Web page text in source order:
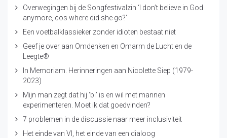
Overwegingen bij de Songfestivalzin ‘I don’t believe in God
anymore, cos where did she go?’
Een voetbalklassieker zonder idioten bestaat niet
Geef je over aan Omdenken en Omarm de Lucht en de
Leegte®
In Memoriam. Herinneringen aan Nicolette Siep (1979-
2023)
Mijn man zegt dat hij ‘bi’ is en wil met mannen
experimenteren. Moet ik dat goedvinden?
7 problemen in de discussie naar meer inclusiviteit
Het einde van VI, het einde van een dialoog